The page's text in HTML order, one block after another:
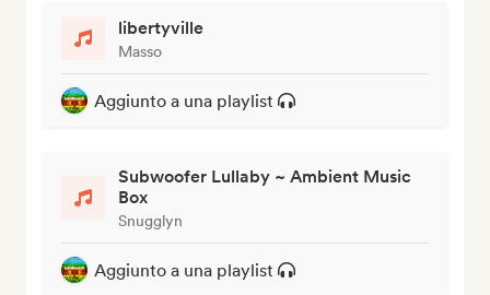
libertyville
Masso
Aggiunto a una playlist
Subwoofer Lullaby ~ Ambient Music
Box
Snugglyn
Aggiunto a una playlist